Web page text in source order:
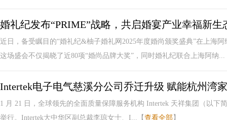
婚礼纪发布“PRIME”战略，共启婚宴产业幸福新生
近日，备受瞩目的“婚礼纪&柚子婚礼网2025年度婚尚颁奖盛典”在上海
这场盛会不仅揭晓了近80项“婚尚品牌大奖”，同时婚礼纪联合上海阿纳...
Intertek电子电气慈溪分公司乔迁升级 赋能杭州湾
1 月 21 日，全球领先的全面质量保障服务机构 Intertek 天祥集团（以下
举行。Intertek大中华区副总裁李琼女士、I...【 查看全部 】